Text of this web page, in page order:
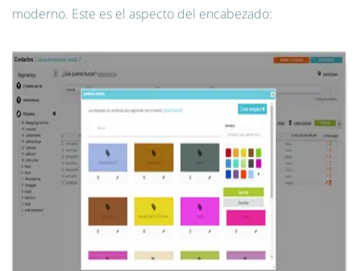
moderno. Este es el aspecto del encabezado: